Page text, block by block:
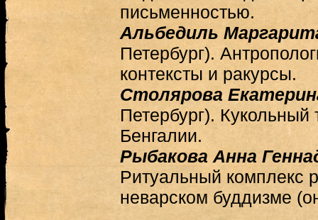
письменностью.
Альбедиль
Петербург).
контексты и ракурсы.
Столярова
Петербург). Кукольный
Бенгалии.
Рыбакова Анна
Ритуальный комплекс
неварском буддизме